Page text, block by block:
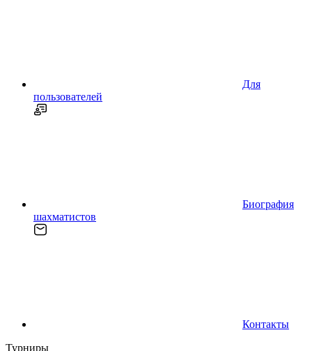
Для
пользователей
Биография
шахматистов
Контакты
Турниры